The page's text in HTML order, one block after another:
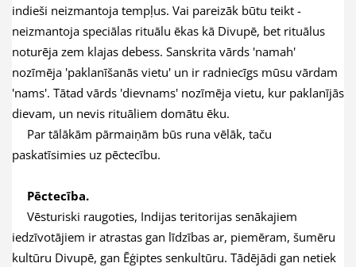
indieši neizmantoja tempļus. Vai pareizāk būtu teikt -
neizmantoja speciālas rituālu ēkas kā Divupē, bet rituālus
noturēja zem klajas debess. Sanskrita vārds 'namah'
nozīmēja 'paklanīšanās vietu' un ir radniecīgs mūsu vārdam
'nams'. Tātad vārds 'dievnams' nozīmēja vietu, kur paklanījās
dievam, un nevis rituāliem domātu ēku.
Par tālākām pārmaiņām būs runa vēlāk, taču
paskatīsimies uz pēctecību.
Pēctecība.
Vēsturiski raugoties, Indijas teritorijas senākajiem
iedzīvotājiem ir atrastas gan līdzības ar, piemēram, šumēru
kultūru Divupē, gan Ēģiptes senkultūru. Tādējādi gan netiek